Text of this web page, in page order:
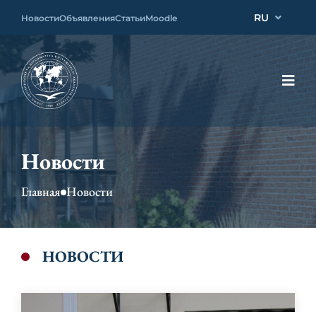
НовостиОбъявленияСтатьиMoodle RU
Новости
Главная Новости
НОВОСТИ